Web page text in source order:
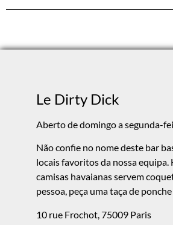
Le Dirty Dick
Aberto de domingo a segunda-
Não confie no nome deste bar
locais favoritos da nossa
camisas havaianas servem
pessoa, peça uma taça de
10 rue Frochot, 75009 Paris